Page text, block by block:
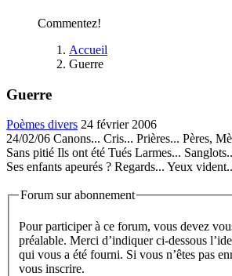
Commentez!
Accueil
Guerre
Guerre
Poèmes divers 24 février 2006
24/02/06 Canons... Cris... Prières... Pères,
Sans pitié Ils ont été Tués Larmes...
Ses enfants apeurés ? Regards... Yeux
Forum sur abonnement
Pour participer à ce forum, vous devez vous enregistrer au
préalable. Merci d’indiquer ci-dessous l’identifiant personnel
qui vous a été fourni. Si vous n’êtes pas enregistré, vous devez
vous inscrire.